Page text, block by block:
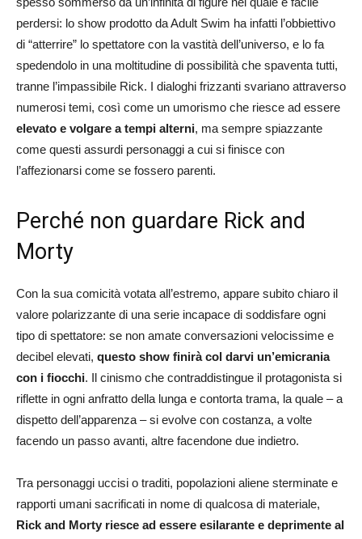
perdersi: lo show prodotto da Adult Swim ha infatti l’obbiettivo
di “atterrire” lo spettatore con la vastità dell’universo, e lo fa
spedendolo in una moltitudine di possibilità che spaventa tutti,
tranne l’impassibile Rick. I dialoghi frizzanti svariano attraverso
numerosi temi, così come un umorismo che riesce ad essere
elevato e volgare a tempi alterni, ma sempre spiazzante
come questi assurdi personaggi a cui si finisce con
l’affezionarsi come se fossero parenti.
Perché non guardare Rick and
Morty
Con la sua comicità votata all’estremo, appare subito chiaro il
valore polarizzante di una serie incapace di soddisfare ogni
tipo di spettatore: se non amate conversazioni velocissime e
decibel elevati, questo show finirà col darvi un’emicrania
con i fiocchi. Il cinismo che contraddistingue il protagonista si
riflette in ogni anfratto della lunga e contorta trama, la quale – a
dispetto dell’apparenza – si evolve con costanza, a volte
facendo un passo avanti, altre facendone due indietro.
Tra personaggi uccisi o traditi, popolazioni aliene sterminate e
rapporti umani sacrificati in nome di qualcosa di materiale,
Rick and Morty riesce ad essere esilarante e deprimente al